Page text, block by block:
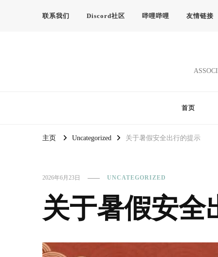
联系我们 Discord社区 哔哩哔哩 友情链接
首页
主页 Uncategorized 关于暑假安全出行的提示
2026年6月23日 UNCATEGORIZED
关于暑假安全